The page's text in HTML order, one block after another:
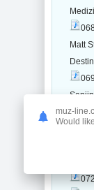
Matt
muz-
Would